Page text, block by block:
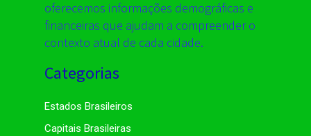
oferecemos informações demográficas e
financeiras que ajudam a compreender o
contexto atual de cada cidade.
Categorias
Estados Brasileiros
Capitais Brasileiras